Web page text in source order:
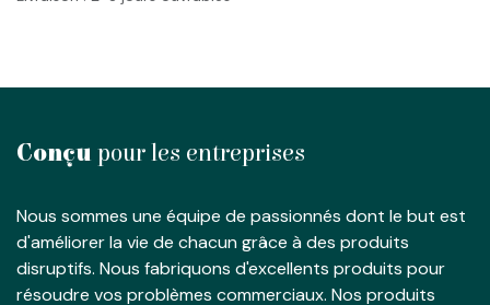
Conçu pour les entreprises
Nous sommes une équipe de passionnés dont le but est
d'améliorer la vie de chacun grâce à des produits
disruptifs. Nous fabriquons d'excellents produits pour
résoudre vos problèmes commerciaux. Nos produits